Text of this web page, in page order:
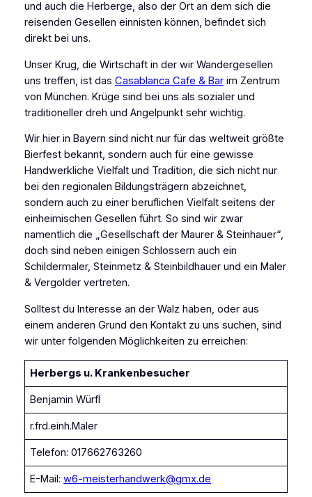
und auch die Herberge, also der Ort an dem sich die
reisenden Gesellen einnisten können, befindet sich
direkt bei uns.
Unser Krug, die Wirtschaft in der wir Wandergesellen
uns treffen, ist das Casablanca Cafe & Barim Zentrum
von München. Krüge sind bei uns als sozialer und
traditioneller dreh und Angelpunkt sehr wichtig.
Wir hier in Bayern sind nicht nur für das weltweit größte
Bierfest bekannt, sondern auch für eine gewisse
Handwerkliche Vielfalt und Tradition, die sich nicht nur
bei den regionalen Bildungsträgern abzeichnet,
sondern auch zu einer beruflichen Vielfalt seitens der
einheimischen Gesellen führt. So sind wir zwar
namentlich die „Gesellschaft der Maurer & Steinhauer“,
doch sind neben einigen Schlossern auch ein
Schildermaler, Steinmetz & Steinbildhauer und ein Maler
& Vergolder vertreten.
Solltest du Interesse an der Walz haben, oder aus
einem anderen Grund den Kontakt zu uns suchen, sind
wir unter folgenden Möglichkeiten zu erreichen:
Herbergs u. Krankenbesucher
Benjamin Würfl
r.frd.einh.Maler
Telefon: 017662763260
E-Mail:w6-meisterhandwerk@gmx.de